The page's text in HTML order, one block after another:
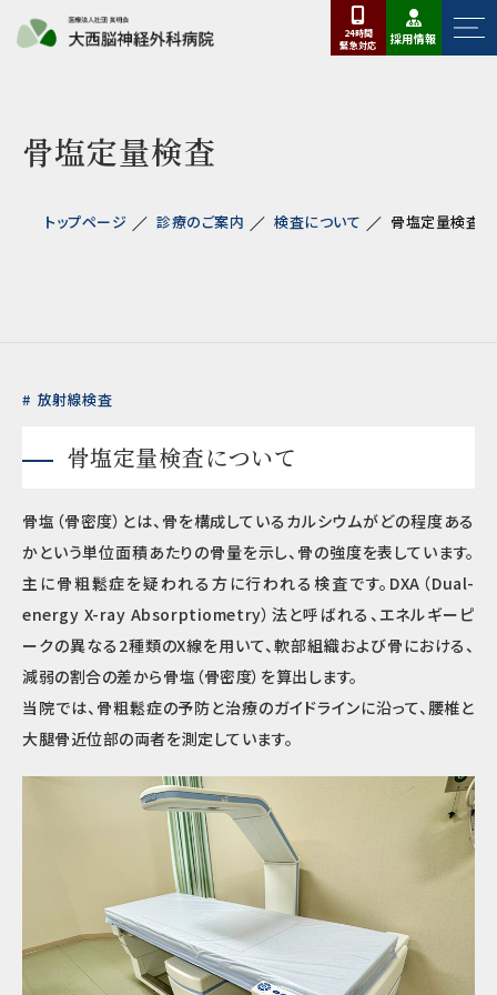
24時間
緊急対応 採用情報
骨塩定量検査
トップページ 診療のご案内 検査について 骨塩定量検査
放射線検査
骨塩定量検査について
骨塩（骨密度）とは、骨を構成しているカルシウムがどの程度ある
かという単位面積あたりの骨量を示し、骨の強度を表しています。
主に骨粗鬆症を疑われる方に行われる検査です。DXA（Dual-
energy X-ray Absorptiometry）法と呼ばれる、エネルギーピ
ークの異なる2種類のX線を用いて、軟部組織および骨における、
減弱の割合の差から骨塩（骨密度）を算出します。
当院では、骨粗鬆症の予防と治療のガイドラインに沿って、腰椎と
大腿骨近位部の両者を測定しています。